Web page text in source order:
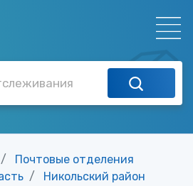
Почтовые отделения
Никольский район